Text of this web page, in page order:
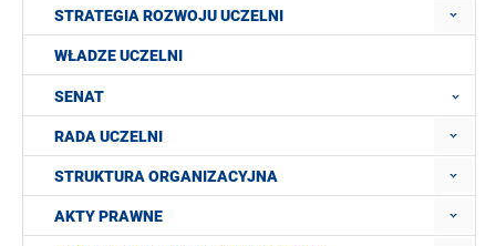
STRATEGIA ROZWOJU UCZELNI
WŁADZE UCZELNI
SENAT
RADA UCZELNI
STRUKTURA ORGANIZACYJNA
AKTY PRAWNE